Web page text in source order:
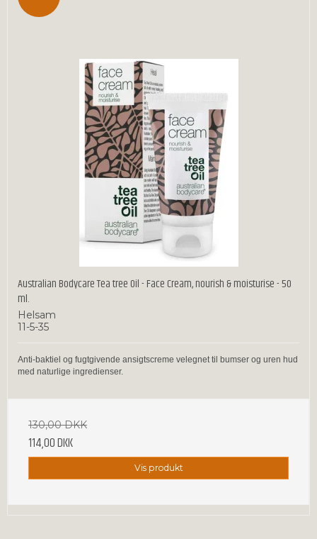
Australian Bodycare Tea tree Oil - Face Cream, nourish & moisturise - 50
ml.
Helsam
11-5-35
Anti-baktiel og fugtgivende ansigtscreme velegnet til bumser og uren hud
med naturlige ingredienser.
130,00 DKK
114,00 DKK
Vis produkt